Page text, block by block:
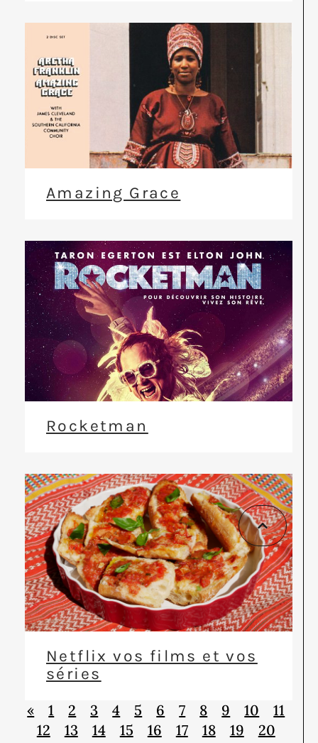
Amazing Grace
Rocketman
Netflix vos films et vos
séries
« 1 2 3 4 5 6 7 8 9 10
11
12
13 14 15 16 17 18 19
20